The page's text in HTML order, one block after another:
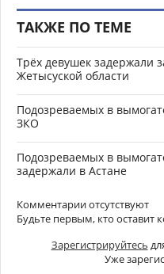
ТАКЖЕ ПО ТЕМЕ
Трёх девушек задержали
Жетысуской области
Подозреваемых в
ЗКО
Подозреваемых в
задержали в Астане
Комментарии отсутствуют
Будьте первым, кто оставит
Зарегистрируйтесь
Уже